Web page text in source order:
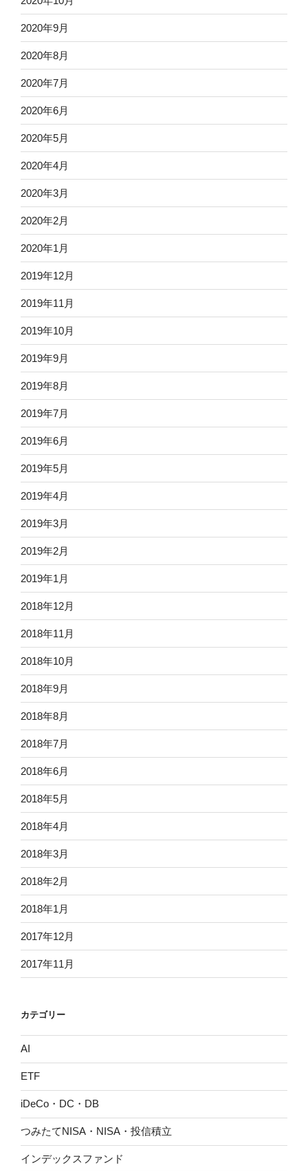
2020年9月
2020年8月
2020年7月
2020年6月
2020年5月
2020年4月
2020年3月
2020年2月
2020年1月
2019年12月
2019年11月
2019年10月
2019年9月
2019年8月
2019年7月
2019年6月
2019年5月
2019年4月
2019年3月
2019年2月
2019年1月
2018年12月
2018年11月
2018年10月
2018年9月
2018年8月
2018年7月
2018年6月
2018年5月
2018年4月
2018年3月
2018年2月
2018年1月
2017年12月
2017年11月
カテゴリー
AI
ETF
iDeCo・DC・DB
つみたてNISA・NISA・投信積立
インデックスファンド